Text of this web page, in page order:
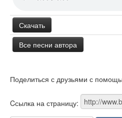
Скачать
Все песни автора
Поделиться с друзьями с
Cсылка на страницу: